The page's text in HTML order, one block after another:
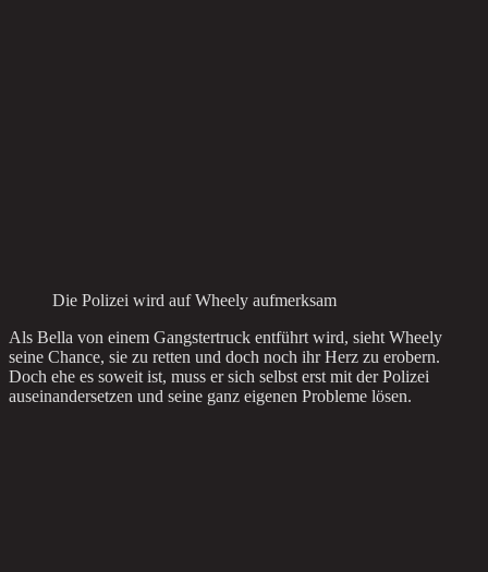
Die Polizei wird auf Wheely aufmerksam
Als Bella von einem Gangstertruck entführt wird, sieht Wheely
seine Chance, sie zu retten und doch noch ihr Herz zu erobern.
Doch ehe es soweit ist, muss er sich selbst erst mit der Polizei
auseinandersetzen und seine ganz eigenen Probleme lösen.